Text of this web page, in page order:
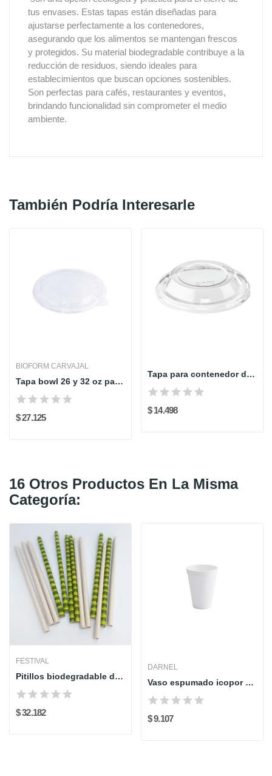
tus envases. Estas tapas están diseñadas para
ajustarse perfectamente a los contenedores,
asegurando que los alimentos se mantengan frescos
y protegidos. Su material biodegradable contribuye a la
reducción de residuos, siendo ideales para
establecimientos que buscan opciones sostenibles.
Son perfectas para cafés, restaurantes y eventos,
brindando funcionalidad sin comprometer el medio
ambiente.
También Podría Interesarle
BIOFORM CARVAJAL
Tapa bowl 26 y 32 oz paq x50 und bioform
$ 27.125
Tapa para contenedor doble uso cristal 16 oz -...
$ 14.498
16 Otros Productos En La Misma
Categoría:
FESTIVAL
Pitillos biodegradable diseño cañita Paq x 200...
$ 32.182
DARNEL
Vaso espumado icopor 14 oz paq x 20 und Darnel
$ 9.107